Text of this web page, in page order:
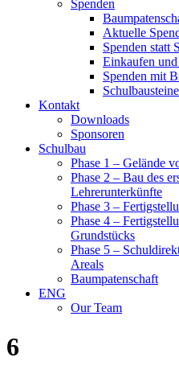
Spenden
Aktuelle
Spenden statt
Einkaufen
Spenden mit
Kontakt
Downloads
Sponsoren
Schulbau
Phase 1 – Gelände
Phase 2 – Bau des
Lehrerunterkünfte
Phase 3 –
Phase 4 –
Grundstücks
Phase 5 –
Areals
Baumpatenschaft
ENG
Our Team
6